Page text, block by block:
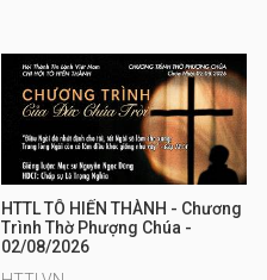
HTTL TÔ HIẾN THÀNH - Chương
Trình Thờ Phượng Chúa -
02/08/2026